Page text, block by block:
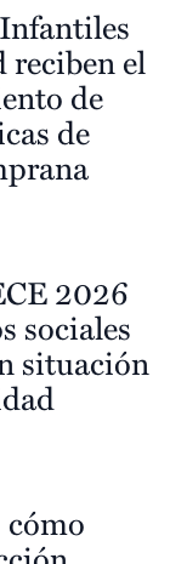
el
de
de
2026
sociales
situación